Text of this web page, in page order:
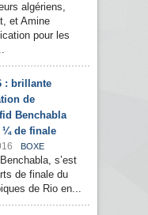
algériens,
et Amine
pour les
: brillante
de
Benchabla
¼ de finale
BOXE
s’est
de finale du
de Rio en...